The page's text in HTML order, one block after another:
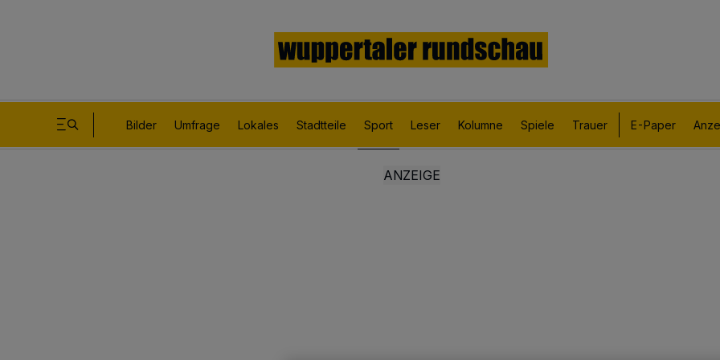
Bilder Umfrage Lokales Stadtteile Sport Leser Kolumne Spiele Trauer E-Paper